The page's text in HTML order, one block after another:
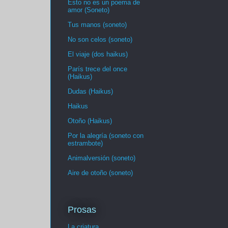
Esto no es un poema de
amor (Soneto)
Tus manos (soneto)
No son celos (soneto)
El viaje (dos haikus)
París trece del once
(Haikus)
Dudas (Haikus)
Haikus
Otoño (Haikus)
Por la alegría (soneto con
estrambote)
Animalversión (soneto)
Aire de otoño (soneto)
Prosas